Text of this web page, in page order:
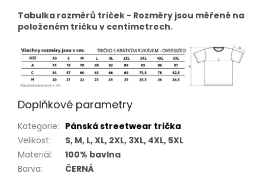
Tabulka rozměrů triček - Rozměry jsou měřené na
položeném tričku v centimetrech.
Doplňkové parametry
Kategorie: Pánská streetwear trička
Velikost:
S, M, L, XL, 2XL, 3XL, 4XL, 5XL
Materiál:
100% bavlna
Barva: ČERNÁ